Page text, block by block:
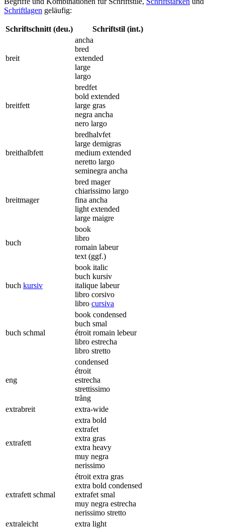
Schriftlagen geläufig:
Schriftschnitt (deu.) Schriftstil (int.)
breit
ancha
bred
extended
large
largo
breitfett
bredfet
bold extended
large gras
negra ancha
nero largo
breithalbfett
bredhalvfet
large demigras
medium extended
neretto largo
seminegra ancha
breitmager
bred mager
chiarissimo largo
fina ancha
light extended
large maigre
buch
book
libro
romain labeur
text (ggf.)
buch kursiv
book italic
buch kursiv
italique labeur
libro corsivo
libro cursiva
buch schmal
book condensed
buch smal
étroit romain lebeur
libro estrecha
libro stretto
eng
condensed
étroit
estrecha
strettissimo
trång
extrabreit
extra-wide
extrafett
extra bold
extrafet
extra gras
extra heavy
muy negra
nerissimo
extrafett schmal
étroit extra gras
extra bold condensed
extrafet smal
muy negra estrecha
nerissimo stretto
extraleicht
extra light